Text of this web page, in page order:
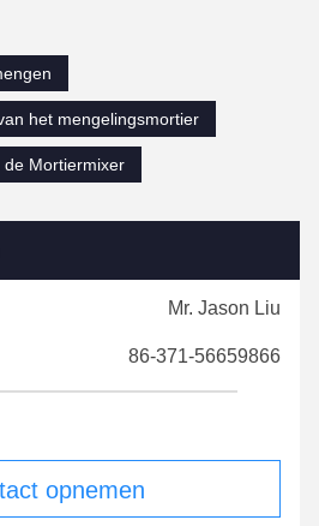
het mengelingsmortier
de Mortiermixer
Mr. Jason Liu
86-371-56659866
opnemen